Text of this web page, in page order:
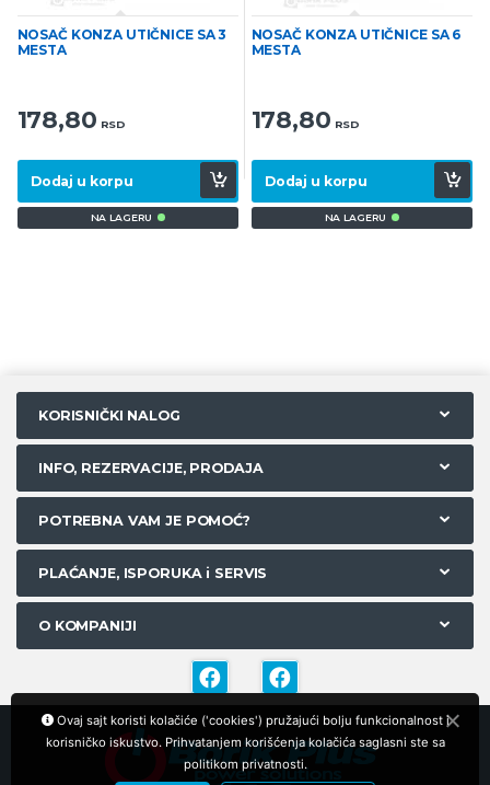
NOSAČ KONZA UTIČNICE SA 3
MESTA
178,80 RSD
Dodaj u korpu
NA LAGERU
NOSAČ KONZA UTIČNICE SA 6
MESTA
178,80 RSD
Dodaj u korpu
NA LAGERU
KORISNIČKI NALOG
INFO, REZERVACIJE, PRODAJA
POTREBNA VAM JE POMOĆ?
PLAĆANJE, ISPORUKA i SERVIS
O KOMPANIJI
Ovaj sajt koristi kolačiće ('cookies') pružajući bolju funkcionalnost i
korisničko iskustvo. Prihvatanjem korišćenja kolačića saglasni ste sa
politikom privatnosti.